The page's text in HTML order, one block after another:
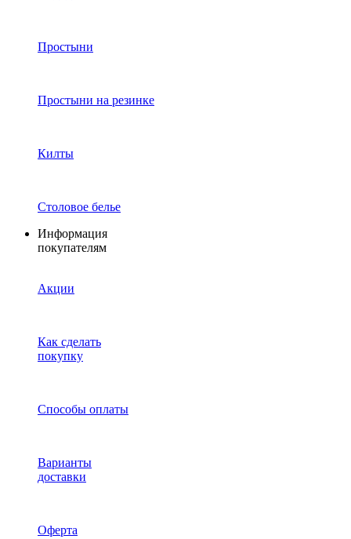
Простыни
Простыни на резинке
Килты
Столовое белье
Информация
покупателям
Акции
Как сделать
покупку
Способы оплаты
Варианты
доставки
Оферта